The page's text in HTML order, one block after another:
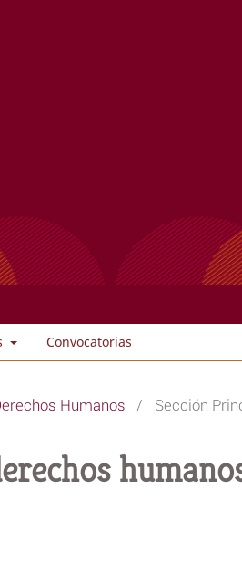
Convocatorias
Humanos / Sección